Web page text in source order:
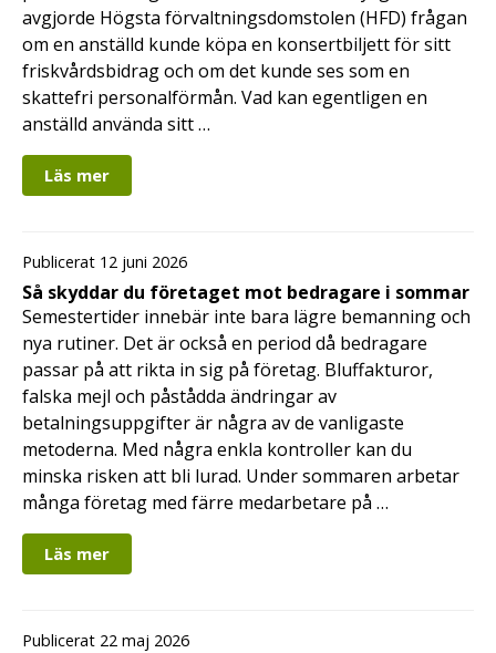
avgjorde Högsta förvaltningsdomstolen (HFD) frågan
om en anställd kunde köpa en konsertbiljett för sitt
friskvårdsbidrag och om det kunde ses som en
skattefri personalförmån. Vad kan egentligen en
anställd använda sitt …
Läs mer
Publicerat 12 juni 2026
Så skyddar du företaget mot bedragare i sommar
Semestertider innebär inte bara lägre bemanning och
nya rutiner. Det är också en period då bedragare
passar på att rikta in sig på företag. Bluffakturor,
falska mejl och påstådda ändringar av
betalningsuppgifter är några av de vanligaste
metoderna. Med några enkla kontroller kan du
minska risken att bli lurad. Under sommaren arbetar
många företag med färre medarbetare på …
Läs mer
Publicerat 22 maj 2026